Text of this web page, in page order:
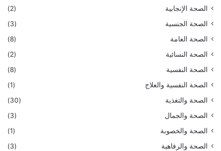
الصحة الإنجابية
(2)
الصحة الجنسية
(3)
الصحة العامة
(8)
الصحة النسائية
(2)
الصحة النفسية
(8)
الصحة النفسية والعلاج
(1)
الصحة والتغذية
(30)
الصحة والجمال
(3)
الصحة والخصوبة
(1)
الصحة والرفاهية
(3)